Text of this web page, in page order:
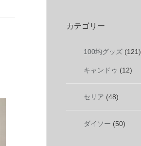
カテゴリー
100均グッズ (121)
キャンドゥ (12)
セリア (48)
ダイソー (50)